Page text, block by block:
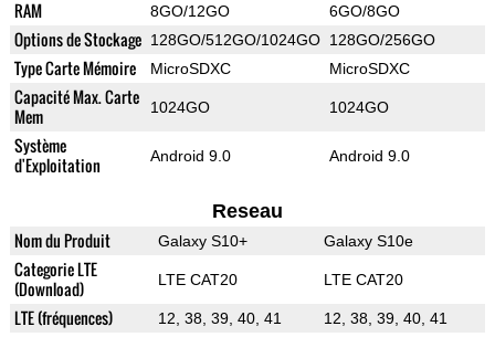
RAM 8GO/12GO 6GO/8GO
Options de Stockage 128GO/512GO/1024GO 128GO/256GO
Type Carte Mémoire MicroSDXC MicroSDXC
Capacité Max. Carte
Mem
1024GO 1024GO
Système
d'Exploitation
Android 9.0 Android 9.0
Reseau
Nom du Produit Galaxy S10+ Galaxy S10e
Categorie LTE
(Download)
LTE CAT20 LTE CAT20
LTE (fréquences) 12, 38, 39, 40, 41 12, 38, 39, 40, 41